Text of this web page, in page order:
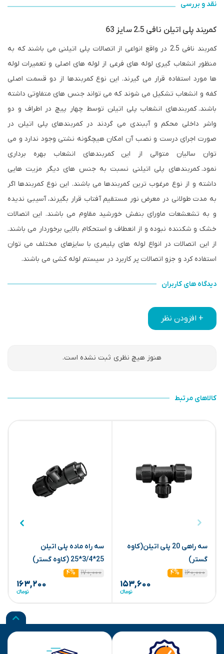
نقد و بررسی
کمربند پلی اتیلن نافی 2.5 سایز 63
کمربند نافی 2.5 در واقع انواعی از اتصالات پلی اتیلنی می باشند که به
منظور انشعاب گیری لوله های فرعی از لوله های اصلی و تعمیرات لوله
ها مورد استفاده قرار می گیرند. این نوع کمربندها از دو قسمت اصلی
کفه و انشعاب تشکیل می شوند که می تواند جنس های متفاوتی داشته
باشند. کمربندهای انشعاب پلی اتیلن توسط چهار پیچ در اطراف و دو
واشر داخلی محکم و آببندی می گردند در کمربندهای پلی اتیلن در
صورت اجرای درست و نصب آن امکان هیچگونه نشتی وجود ندارد و می
توان سالیان متوالی از این کمربندهای انشعاب بهره برداری
نمود. کمربندهای پلی اتیلنی نسبت به جنس های دیگر مزیت هایی
داشته و از نوع مرغوب ترین کمربندها می باشند. این نوع کمربندها اگر
به مدت طولانی در معرض نور مستقیم آفتاب قرار بگیرند، آسیبی ندیده
و به تشعشعات ماورای بنفش خورشید مقاوم می باشند. این اتصالات
خشک و شکننده نبوده و از انعطاف و استحکام بالایی برخوردار می باشند.
از این اتصالات در انواع لوله های پلیمری با سایزهای مختلف می توان
استفاده کرد و جزو اتصالات پر کاربرد در سیستم لوله کشی می باشند.
دیدگاه های کاربران
+ افزودن نظر
هنوز هیچ نظری ثبت نشده است.
کالاهای مرتبط
سه راهی 20 پلی اتیلن(کاوه
گستر)
۱۶۰,۰۰۰
۴%
۱۵۳,۶۰۰
سه راه ماده پلی اتیلن
25*3/4*25 (کاوه گستر)
۱۷۰,۰۰۰
۴%
۱۶۳,۲۰۰